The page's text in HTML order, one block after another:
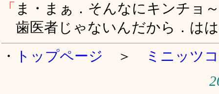
「 ま・まぁ．そんなにキンチョ
歯医者じゃないんだから．は
・
トップページ ＞
ミニッツ